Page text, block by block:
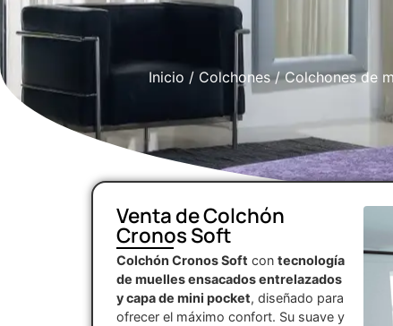
Inicio / Colchones/Colchones de
Venta de Colchón
Cronos Soft
Colchón Cronos Soft con tecnología
de muelles ensacados entrelazados
y capa de mini pocket, diseñado para
ofrecer el máximo confort. Su suave y